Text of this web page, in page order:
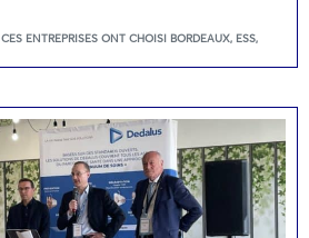
CES ENTREPRISES ONT CHOISI BORDEAUX, ESS,